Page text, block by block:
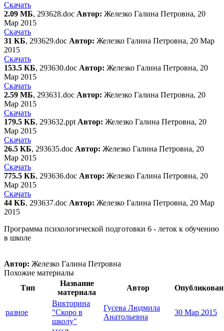
Скачать
2.09 МБ, 293628.doc Автор: Железко Галина Петровна, 20
Мар 2015
Скачать
31 КБ, 293629.doc Автор: Железко Галина Петровна, 20 Мар
2015
Скачать
153.5 КБ, 293630.doc Автор: Железко Галина Петровна, 20
Мар 2015
Скачать
2.59 МБ, 293631.doc Автор: Железко Галина Петровна, 20
Мар 2015
Скачать
179.5 КБ, 293632.ppt Автор: Железко Галина Петровна, 20
Мар 2015
Скачать
26.5 КБ, 293635.doc Автор: Железко Галина Петровна, 20
Мар 2015
Скачать
775.5 КБ, 293636.doc Автор: Железко Галина Петровна, 20
Мар 2015
Скачать
44 КБ, 293637.doc Автор: Железко Галина Петровна, 20 Мар
2015
Программа психологической подготовки 6 - леток к обучению
в школе
Автор: Железко Галина Петровна
Похожие материалы
Тип
Название
материала
Автор Опубликован
разное
Викторина
"Скоро в
школу"
Гусева Людмила
Анатольевна
30 Мар 2015